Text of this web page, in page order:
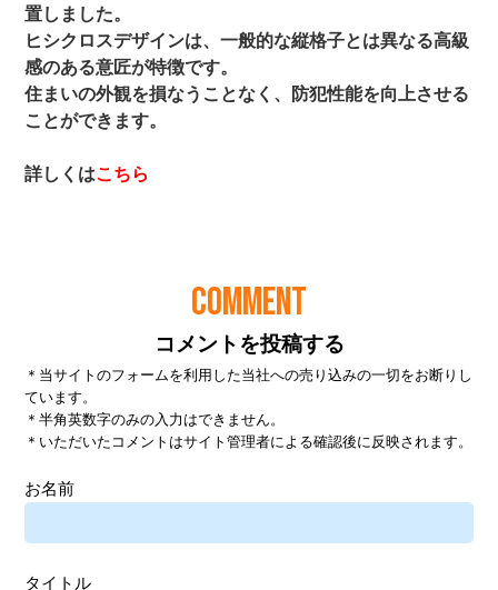
COMMENT
コメントを投稿する
＊当サイトのフォームを利用した当社への売り込みの一切をお断りし
ています。
＊半角英数字のみの入力はできません。
＊いただいたコメントはサイト管理者による確認後に反映されます。
お名前
タイトル